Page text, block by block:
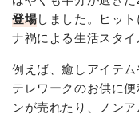
登場しました。ヒッ
ナ禍による生活スタイ
例えば、癒しアイテム
テレワークのお供に
ンが売れたり、ノン